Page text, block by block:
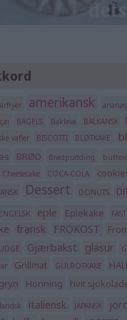
amerikansk ananas
BAGELS Baklava BALKANSK
vafler BISCOTTI BLØTKAKE
BRØD Brødpudding
Cheesecake COCA-COLA
Dessert DONUTS
ENGELSK eple Eplekake
fransk FROKOST
Gjærbakst glasur
Grillmat GULROTKAKE
Honning hvit
italiensk JAPANSK